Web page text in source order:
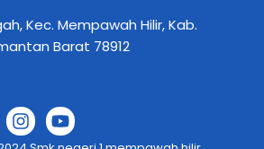
Kec. Mempawah Hilir, Kab.
Barat 78912